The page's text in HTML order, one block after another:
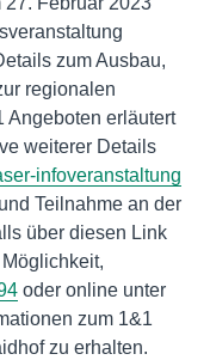
zum Ausbau,
regionalen
Angeboten erläutert
weiterer Details
infoveranstaltung
Teilnahme an der
über diesen Link
oder online unter
zum 1&1
zu erhalten.